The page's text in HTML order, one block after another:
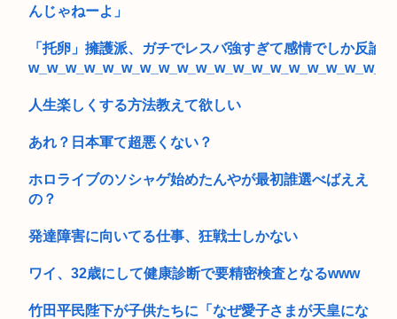
んじゃねーよ」
「托卵」擁護派、ガチでレスバ強すぎて感情でしか反論
人生楽しくする方法教えて欲しい
あれ？日本軍て超悪くない？
ホロライブのソシャゲ始めたんやが最初誰選べばええ
の？
発達障害に向いてる仕事、狂戦士しかない
ワイ、32歳にして健康診断で要精密検査となるwww
竹田平民陛下が子供たちに「なぜ愛子さまが天皇にな